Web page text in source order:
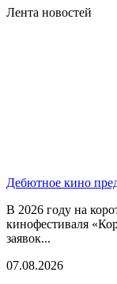
Лента новостей
Дебютное кино
В 2026 году на
кинофестиваля
заявок...
07.08.2026